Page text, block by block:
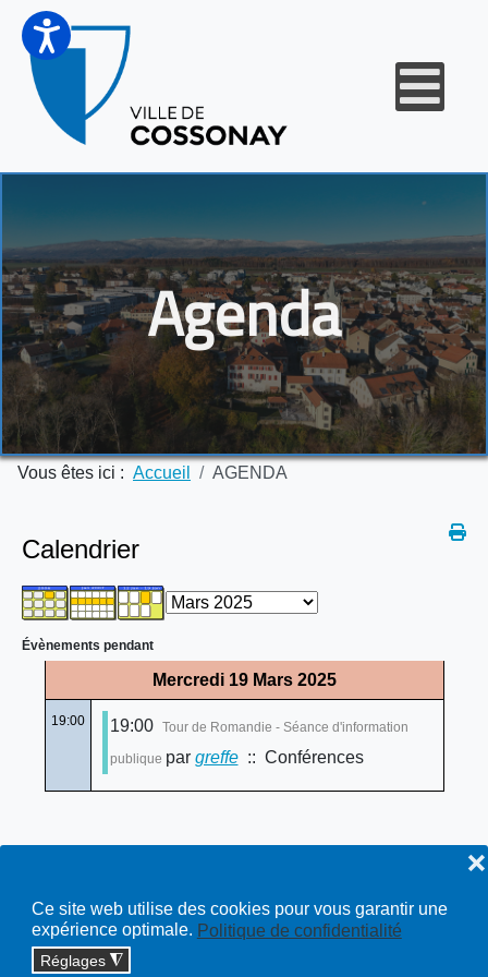
Ce site web utilise des cookies pour vous garantir une
expérience optimale. Politique de confidentialité
Réglages ◮
❌
Agenda
Vous êtes ici : Accueil AGENDA
Calendrier
Évènements pendant
Mercredi 19 Mars 2025
19:00 19:00 Tour de Romandie - Séance d'information
publique par greffe:: Conférences